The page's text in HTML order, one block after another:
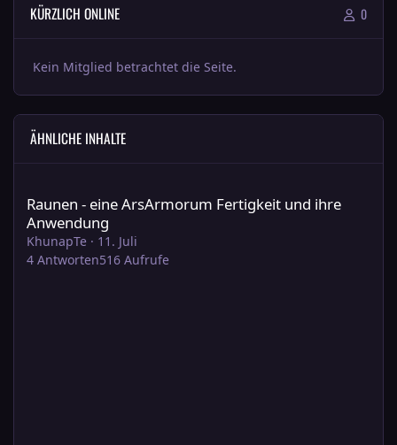
KÜRZLICH ONLINE 0
Kein Mitglied betrachtet die Seite.
ÄHNLICHE INHALTE
Raunen - eine ArsArmorum Fertigkeit und ihre
Anwendung
KhunapTe · 11. Juli
4 Antworten516 Aufrufe